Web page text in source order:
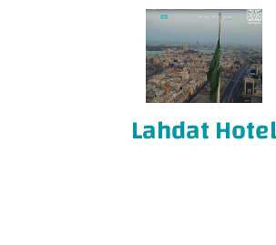
Lahdat Hotel